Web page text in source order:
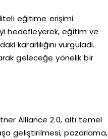
eğitime erişimi
hedefleyerek, eğitim ve
kararlılığını vurguladı.
geleceğe yönelik bir
Alliance 2.0, altı temel
geliştirilmesi, pazarlama,